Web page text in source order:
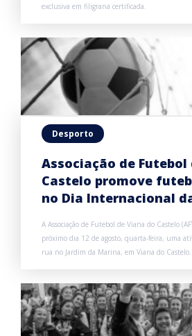
exclusiva em filigrana certificada.
Desporto
Associação de Futebol
Castelo promove
no Dia Internacional
A Associação de Futebol de Viana do Castelo
próximo dia 12 de agosto, quarta-feira, uma
rua no Jardim da Marina, em Viana do Castelo.